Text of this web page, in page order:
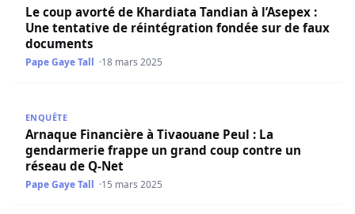
Le coup avorté de Khardiata Tandian à l’Asepex :
Une tentative de réintégration fondée sur de faux
documents
Pape Gaye Tall 18 mars 2025
ENQUÊTE
Arnaque Financière à Tivaouane Peul : La
gendarmerie frappe un grand coup contre un
réseau de Q-Net
Pape Gaye Tall 15 mars 2025